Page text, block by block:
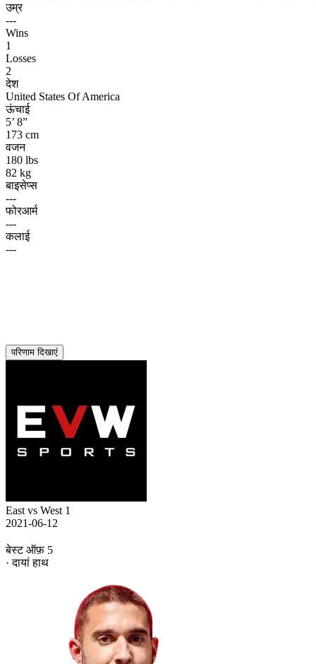
उम्र
---
Wins
1
Losses
2
देश
United States Of America
ऊंचाई
5’ 8”
173 cm
वजन
180 lbs
82 kg
बाइसेप्स
---
फोरआर्म
---
कलाई
---
परिणाम दिखाएं
East vs West 1
2021-06-12
बेस्ट ऑफ़ 5
· दायां हाथ